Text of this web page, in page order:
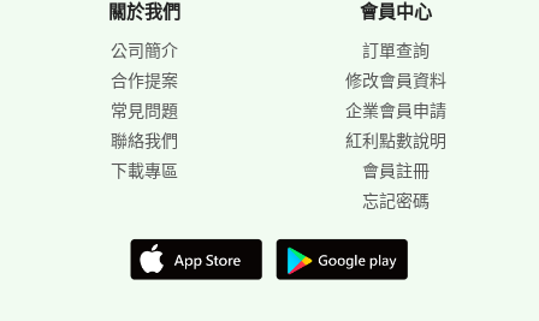
關於我們
公司簡介
合作提案
常見問題
聯絡我們
下載專區
會員中心
訂單查詢
修改會員資料
企業會員申請
紅利點數說明
會員註冊
忘記密碼